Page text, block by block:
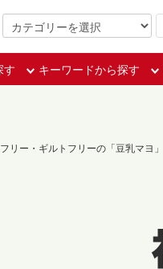
す キーワードから探す
リー・ギルトフリーの「豆乳マヨ」